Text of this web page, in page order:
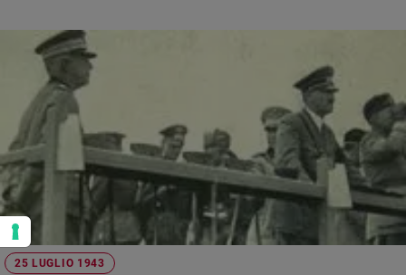
25 LUGLIO 1943